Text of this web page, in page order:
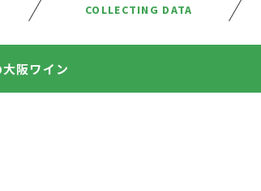
COLLECTING DATA
阪ワイン